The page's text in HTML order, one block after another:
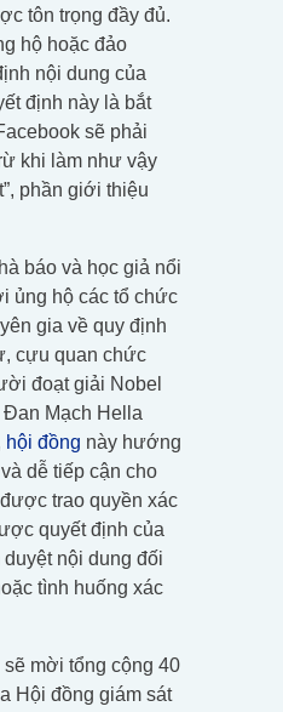
tôn trọng đầy đủ.
hộ hoặc đảo
nội dung của
định này là bắt
sẽ phải
khi làm như vậy
phần giới thiệu
báo và học giả nổi
ủng hộ các tổ chức
gia về quy định
cựu quan chức
đoạt giải Nobel
Mạch Hella
hội đồng này hướng
dễ tiếp cận cho
trao quyền xác
quyết định của
nội dung đối
tình huống xác
mời tổng cộng 40
Hội đồng giám sát